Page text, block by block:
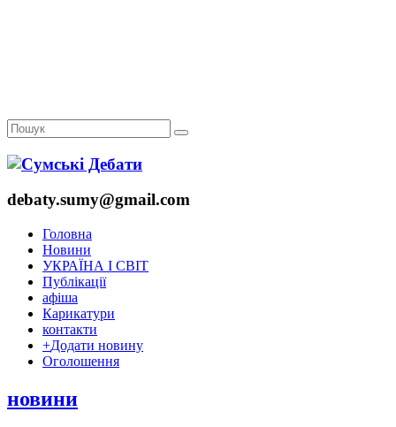
debaty.sumy@gmail.com
Головна
Новини
УКРАЇНА І СВІТ
Публікації
афіша
Карикатури
контакти
+Додати новину
Оголошення
новини